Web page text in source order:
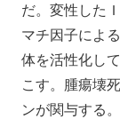
だ。変性した
マチ因子によ
体を活性化し
こす。腫瘍壊
ンが関与する